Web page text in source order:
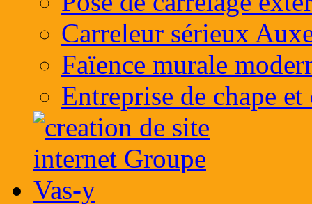
Carreleur sérieux
Faïence murale
Entreprise de chape